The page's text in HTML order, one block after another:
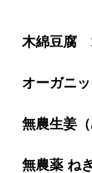
木綿豆腐
オーガニ
無農生姜
無農薬 ね